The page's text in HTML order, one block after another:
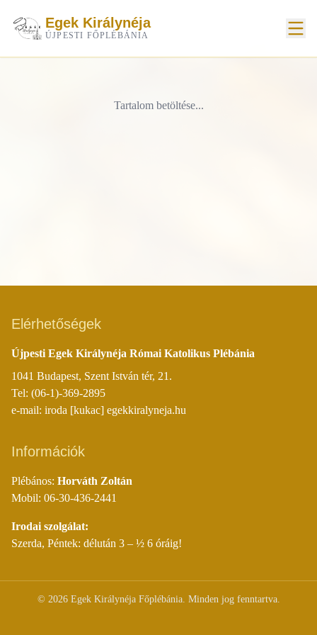
Egek Királynéja
ÚJPESTI FŐPLÉBÁNIA
Tartalom betöltése...
Elérhetőségek
Újpesti Egek Királynéja Római Katolikus Plébánia
1041 Budapest, Szent István tér, 21.
Tel: (06-1)-369-2895
e-mail: iroda [kukac] egekkiralyneja.hu
Információk
Plébános: Horváth Zoltán
Mobil: 06-30-436-2441
Irodai szolgálat:
Szerda, Péntek: délután 3 – ½ 6 óráig!
© 2026Egek Királynéja Főplébánia. Minden jog fenntartva.